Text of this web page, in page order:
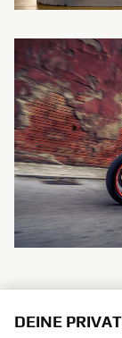
DEINE